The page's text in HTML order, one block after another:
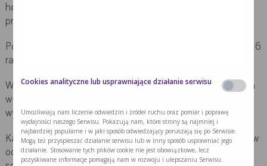
herbata), co zapewnia prawidłową pracę nerek oraz chroni
przed obrzękami.
Posiłki należy spożywać w regularnych odstępach czasu, 5-6
razy dziennie, o małych objętościach.
Większa zawartość w posiłkach pełnowartościowego białka
wspiera proces gojenia ran, a także zapobiega
wykorzystywaniu zapasów białka np. z mięśni.
Każdego dnia chory powinien spożywać warzywa i owoce (w
odpowiedniej dla niego formie np. przecierów, musów,
Cookies analityczne lub usprawniające działanie serwisu
Umożliwiają nam liczenie odwiedzin i źródeł ruchu oraz pomiar i poprawę
wydajności naszego Serwisu. Pokazują nam, które strony są najmniej i
najbardziej popularne i w jaki sposób odwiedzający poruszają się po Serwisie.
Mogą też przyspieszać działanie serwisu lub w inny sposób usprawniać jego
działanie. Stosowanie tych plików cookie nie jest obowiązkowe, lecz
pozyskiwane informacje pomagają nam w rozwoju i ulepszaniu Serwisu.